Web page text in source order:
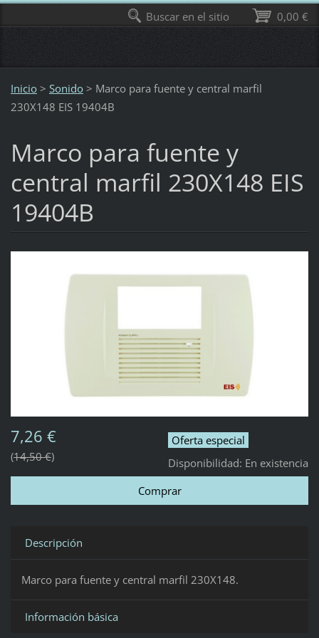
Inicio > Sonido > Marco para fuente y central marfil
230X148 EIS 19404B
Marco para fuente y
central marfil 230X148 EIS
19404B
Oferta especial
Disponibilidad: En existencia
7,26 €
14,50 €
Descripción
Marco para fuente y central marfil 230X148.
Información básica
0,00 €
Buscar en el sitio